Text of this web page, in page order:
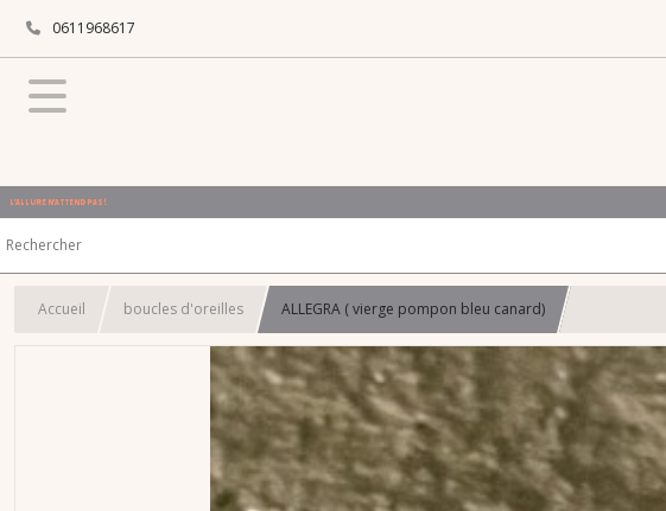
0611968617
L'ALLURE N'ATTEND PAS !
Accueil boucles d'oreilles ALLEGRA ( vierge pompon bleu canard)